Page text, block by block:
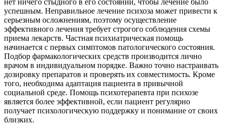
нет ничего стыдного в его состоянии, чтобы лечение было
успешным. Неправильное лечение психоза может привести к
серьезным осложнениям, поэтому осуществление
эффективного лечения требует строгого соблюдения схемы
приема лекарств. Частная психиатрическая помощь
начинается с первых симптомов патологического состояния.
Подбор фармакологических средств производится лично
врачом в индивидуальном порядке. Важно точно настраивать
дозировку препаратов и проверять их совместимость. Кроме
того, необходима адаптация пациента в привычной
социальной среде. Помощь психотерапевта при психозе
является более эффективной, если пациент регулярно
получает психологическую поддержку и понимание от своих
близких.